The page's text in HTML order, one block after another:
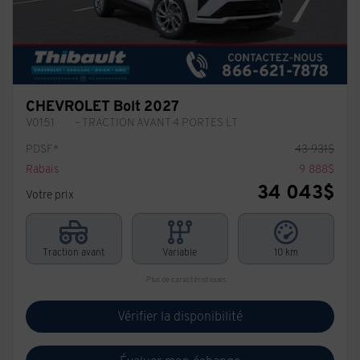
CHEVROLET Bolt 2027
V0151
– TRACTION AVANT 4 PORTES LT
PDSF*
43 931$
Rabais
9 888$
Votre prix
34 043$
Traction avant Variable 10 km
Plus de caractéristiques
Vérifier la disponibilité